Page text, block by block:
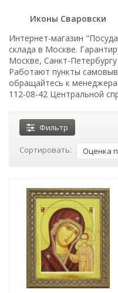
Иконы Сваровски
Интернет-магазин
склада в Москве.
Москве, Санкт-
Работают пункты
обращайтесь к
112-08-42 Центральной
Фильтр
Сортировать: Оценка